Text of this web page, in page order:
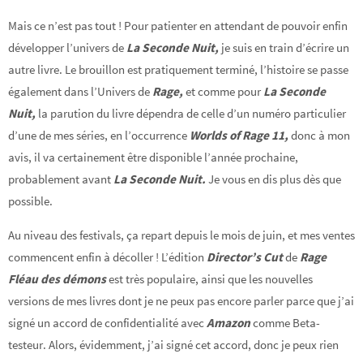
Mais ce n’est pas tout ! Pour patienter en attendant de pouvoir enfin
développer l’univers de La Seconde Nuit, je suis en train d’écrire un
autre livre. Le brouillon est pratiquement terminé, l’histoire se passe
également dans l’Univers de Rage, et comme pour La Seconde
Nuit, la parution du livre dépendra de celle d’un numéro particulier
d’une de mes séries, en l’occurrence Worlds of Rage 11, donc à mon
avis, il va certainement être disponible l’année prochaine,
probablement avant La Seconde Nuit. Je vous en dis plus dès que
possible.
Au niveau des festivals, ça repart depuis le mois de juin, et mes ventes
commencent enfin à décoller ! L’édition Director’s Cutde Rage
Fléau des démonsest très populaire, ainsi que les nouvelles
versions de mes livres dont je ne peux pas encore parler parce que j’ai
signé un accord de confidentialité avec Amazoncomme Beta-
testeur. Alors, évidemment, j’ai signé cet accord, donc je peux rien